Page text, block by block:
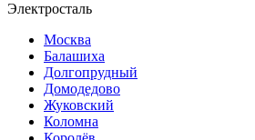
Электросталь
Москва
Балашиха
Долгопрудный
Домодедово
Жуковский
Коломна